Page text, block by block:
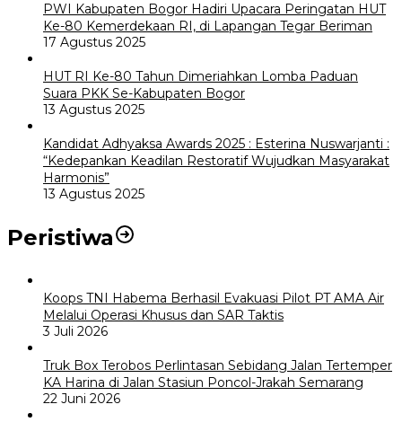
PWI Kabupaten Bogor Hadiri Upacara Peringatan HUT
Ke-80 Kemerdekaan RI, di Lapangan Tegar Beriman
17 Agustus 2025
HUT RI Ke-80 Tahun Dimeriahkan Lomba Paduan
Suara PKK Se-Kabupaten Bogor
13 Agustus 2025
Kandidat Adhyaksa Awards 2025 : Esterina Nuswarjanti :
“Kedepankan Keadilan Restoratif Wujudkan Masyarakat
Harmonis”
13 Agustus 2025
Peristiwa
Koops TNI Habema Berhasil Evakuasi Pilot PT AMA Air
Melalui Operasi Khusus dan SAR Taktis
3 Juli 2026
Truk Box Terobos Perlintasan Sebidang Jalan Tertemper
KA Harina di Jalan Stasiun Poncol-Jrakah Semarang
22 Juni 2026